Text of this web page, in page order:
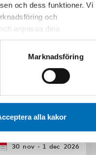
och dess funktioner. Vi
och
anpassa dina
och de tjänster
du alltid radera dem
Marknadsföring
alla kakor
30 nov 1 dec 2026